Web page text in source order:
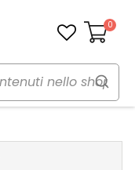
Carrello
0